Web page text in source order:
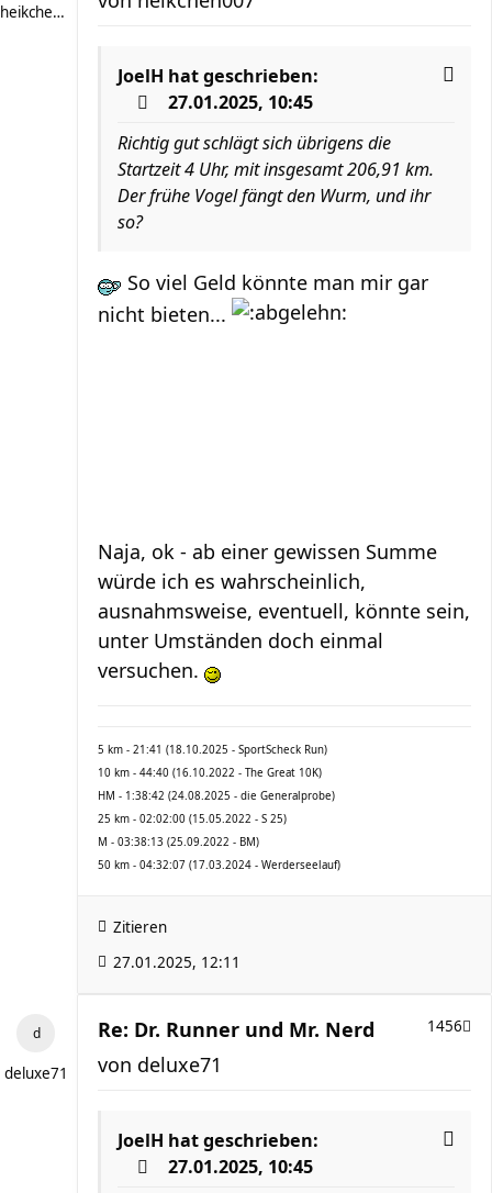
heikchen007
JoelH hat geschrieben:
27.01.2025, 10:45
Richtig gut schlägt sich übrigens die
Startzeit 4 Uhr, mit insgesamt 206,91 km.
Der frühe Vogel fängt den Wurm, und ihr
so?
So viel Geld könnte man mir gar
nicht bieten...
Naja, ok - ab einer gewissen Summe
würde ich es wahrscheinlich,
ausnahmsweise, eventuell, könnte sein,
unter Umständen doch einmal
versuchen.
5 km - 21:41 (18.10.2025 - SportScheck Run)
10 km - 44:40 (16.10.2022 - The Great 10K)
HM - 1:38:42 (24.08.2025 - die Generalprobe)
25 km - 02:02:00 (15.05.2022 - S 25)
M - 03:38:13 (25.09.2022 - BM)
50 km - 04:32:07 (17.03.2024 - Werderseelauf)
Zitieren
27.01.2025, 12:11
deluxe71
Re: Dr. Runner und Mr. Nerd 1456
von deluxe71
JoelH hat geschrieben:
27.01.2025, 10:45